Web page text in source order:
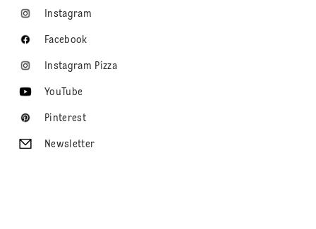
Instagram
Facebook
Instagram Pizza
YouTube
Pinterest
Newsletter